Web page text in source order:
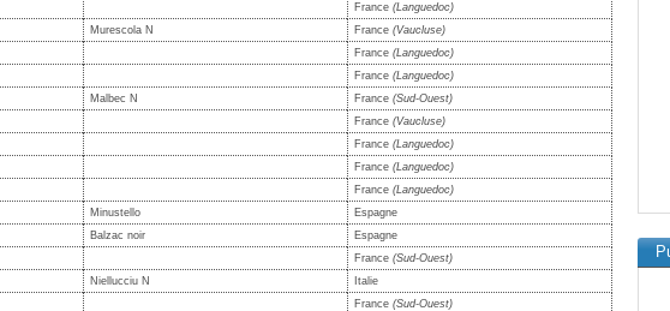
France (Languedoc)
Murescola N France (Vaucluse)
France (Languedoc)
France (Languedoc)
Malbec N France (Sud-Ouest)
France (Vaucluse)
France (Languedoc)
France (Languedoc)
France (Languedoc)
Minustello
Espagne
Balzac noir
Espagne
France (Sud-Ouest)
Niellucciu N
Italie
France (Sud-Ouest)